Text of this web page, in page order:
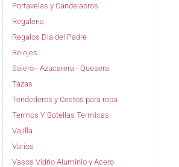
Portavelas y Candelabros
Regaleria
Regalos Dia del Padre
Relojes
Salero - Azucarera - Quesera
Tazas
Tendederos y Cestos para ropa
Termos Y Botellas Termicas
Vajilla
Varios
Vasos Vidrio Aluminio y Acero